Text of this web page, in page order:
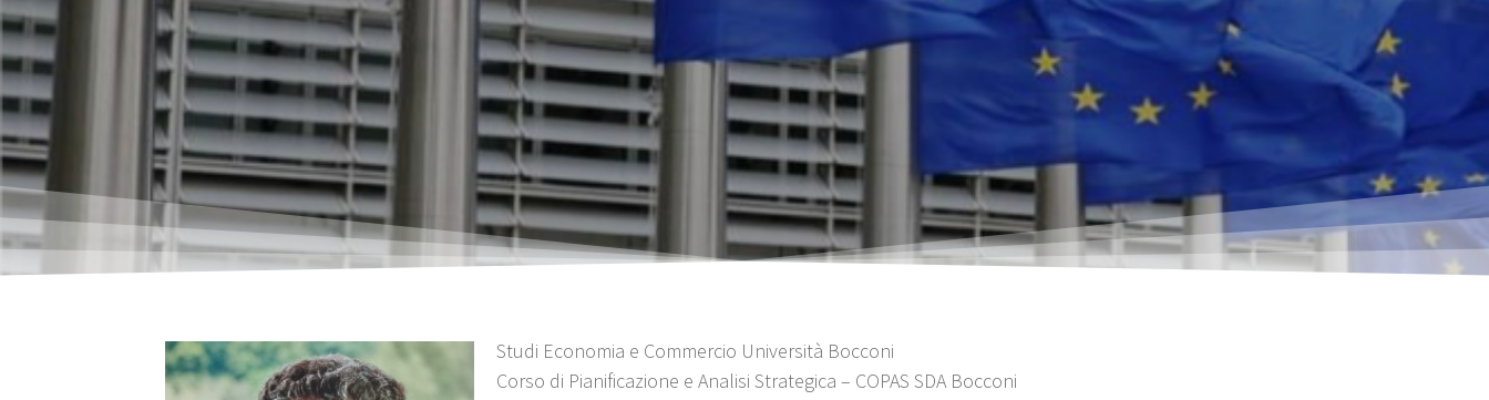
Studi Economia e Commercio Università Bocconi
Corso di Pianificazione e Analisi Strategica – COPAS SDA Bocconi